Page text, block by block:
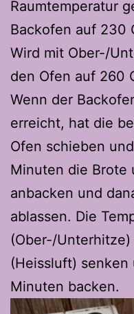
Raumtemperatur
Backofen auf 230
Wird mit Ober-/
den Ofen auf 260
Wenn der
erreicht, hat die
Ofen schieben
Minuten die Brote
anbacken und
ablassen. Die
(Ober-/
(Heissluft)
Minuten backen.